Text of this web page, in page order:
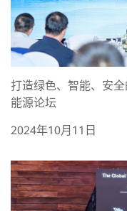
打造绿色、智能、安
能源论坛
2024年10月11日